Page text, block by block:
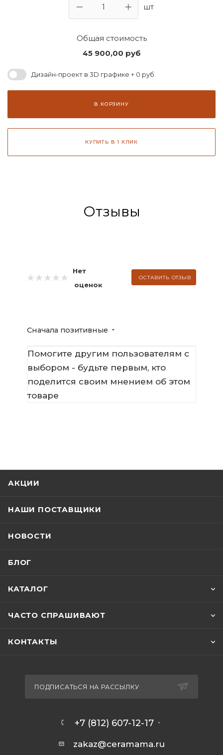
шт
Общая стоимость
45 900,00 руб
Дизайн-проект в 3D графике + 0 руб.
В КОРЗИНУ
КУПИТЬ В 1 КЛИК
Отзывы
Нет
оценок
ОСТАВИТЬ ОТЗЫВ
Сначала позитивные
Помогите другим пользователям с
выбором - будьте первым, кто
поделится своим мнением об этом
товаре
АКЦИИ
НАШИ ПОСТАВЩИКИ
НОВОСТИ
БЛОГ
КАТАЛОГ
ЧАСТО СПРАШИВАЮТ
КОНТАКТЫ
ПОДПИСАТЬСЯ НА РАССЫЛКУ
+7 (812) 607-12-17
zakaz@ceramama.ru